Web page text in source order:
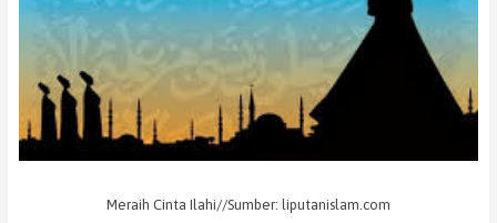
Meraih Cinta Ilahi//Sumber: liputanislam.com